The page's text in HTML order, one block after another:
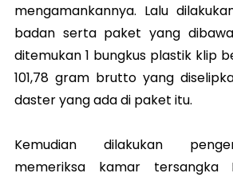
mengamankannya. Lalu
badan serta paket yang
ditemukan 1 bungkus plastik klip
101,78 gram brutto yang
daster yang ada di paket itu.
Kemudian dilakukan
memeriksa kamar tersangka